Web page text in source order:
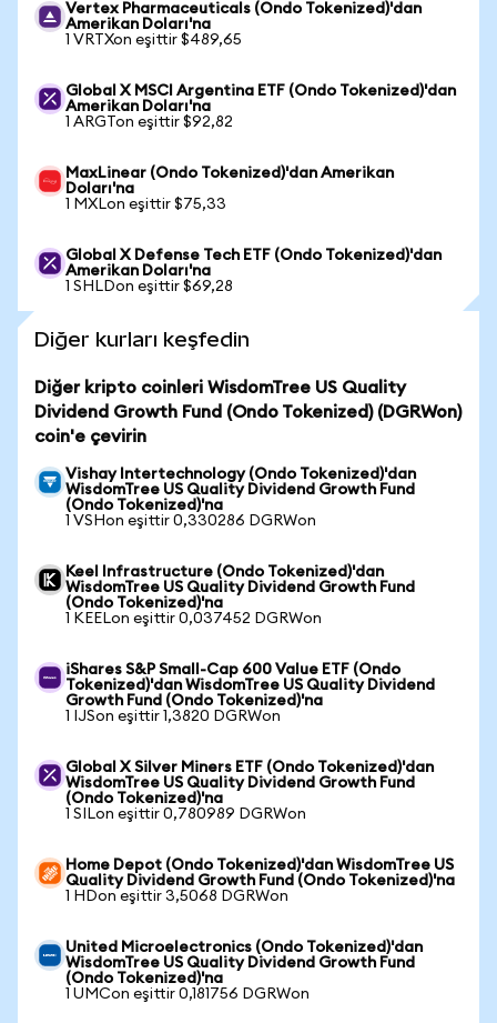
Vertex Pharmaceuticals (Ondo Tokenized)'dan
Amerikan Doları'na
1 VRTXon eşittir $489,65
Global X MSCI Argentina ETF (Ondo Tokenized)'dan
Amerikan Doları'na
1 ARGTon eşittir $92,82
MaxLinear (Ondo Tokenized)'dan Amerikan
Doları'na
1 MXLon eşittir $75,33
Global X Defense Tech ETF (Ondo Tokenized)'dan
Amerikan Doları'na
1 SHLDon eşittir $69,28
Diğer kurları keşfedin
Diğer kripto coinleri WisdomTree US Quality
Dividend Growth Fund (Ondo Tokenized) (DGRWon)
coin'e çevirin
Vishay Intertechnology (Ondo Tokenized)'dan
WisdomTree US Quality Dividend Growth Fund
(Ondo Tokenized)'na
1 VSHon eşittir 0,330286 DGRWon
Keel Infrastructure (Ondo Tokenized)'dan
WisdomTree US Quality Dividend Growth Fund
(Ondo Tokenized)'na
1 KEELon eşittir 0,037452 DGRWon
iShares S&P Small-Cap 600 Value ETF (Ondo
Tokenized)'dan WisdomTree US Quality Dividend
Growth Fund (Ondo Tokenized)'na
1 IJSon eşittir 1,3820 DGRWon
Global X Silver Miners ETF (Ondo Tokenized)'dan
WisdomTree US Quality Dividend Growth Fund
(Ondo Tokenized)'na
1 SILon eşittir 0,780989 DGRWon
Home Depot (Ondo Tokenized)'dan WisdomTree US
Quality Dividend Growth Fund (Ondo Tokenized)'na
1 HDon eşittir 3,5068 DGRWon
United Microelectronics (Ondo Tokenized)'dan
WisdomTree US Quality Dividend Growth Fund
(Ondo Tokenized)'na
1 UMCon eşittir 0,181756 DGRWon